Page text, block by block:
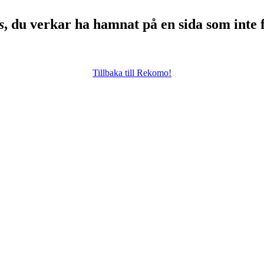
, du verkar ha hamnat på en sida som inte
Tillbaka till Rekomo!